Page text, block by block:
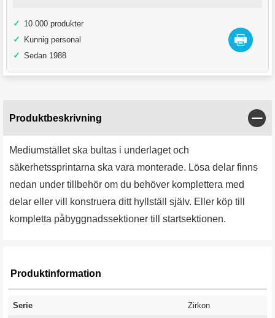
✓ 10 000 produkter
✓ Kunnig personal
✓ Sedan 1988
Produktbeskrivning
Mediumstället ska bultas i underlaget och
säkerhetssprintarna ska vara monterade. Lösa delar finns
nedan under tillbehör om du behöver komplettera med
delar eller vill konstruera ditt hyllställ själv. Eller köp till
kompletta påbyggnadssektioner till startsektionen.
Produktinformation
Serie Zirkon